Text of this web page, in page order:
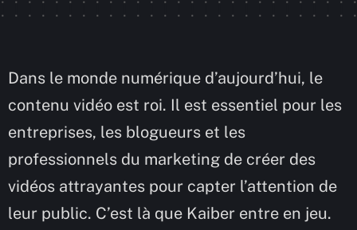
Dans le monde numérique d’aujourd’hui, le
contenu vidéo est roi. Il est essentiel pour les
entreprises, les blogueurs et les
professionnels du marketing de créer des
vidéos attrayantes pour capter l’attention de
leur public. C’est là que Kaiber entre en jeu.